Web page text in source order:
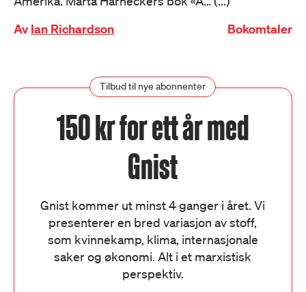
AvIan Richardson Bokomtaler
Tilbud til nye abonnenter
150 kr for ett år med
Gnist
Gnist kommer ut minst 4 ganger i året. Vi
presenterer en bred variasjon av stoff,
som kvinnekamp, klima, internasjonale
saker og økonomi. Alt i et marxistisk
perspektiv.